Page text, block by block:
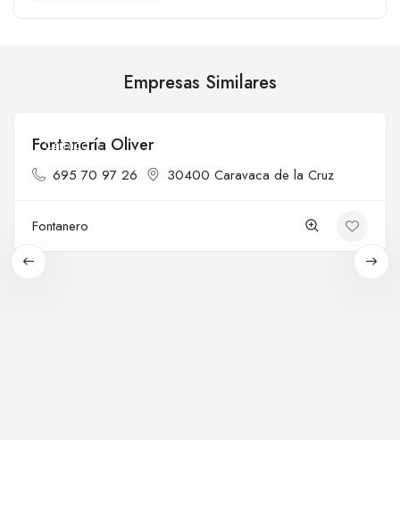
Empresas Similares
Cerrado
Fontanería Oliver
695 70 97 26 30400 Caravaca de la Cruz
Fontanero